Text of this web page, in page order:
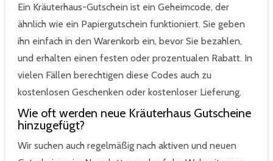
Ein Kräuterhaus-Gutschein ist ein Geheimcode, der
ähnlich wie ein Papiergutschein funktioniert. Sie geben
ihn einfach in den Warenkorb ein, bevor Sie bezahlen,
und erhalten einen festen oder prozentualen Rabatt. In
vielen Fällen berechtigen diese Codes auch zu
kostenlosen Geschenken oder kostenloser Lieferung.
Wie oft werden neue Kräuterhaus Gutscheine
hinzugefügt?
Wir suchen auch regelmäßig nach aktiven und neuen